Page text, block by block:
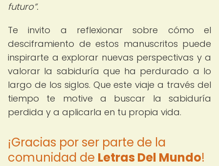
futuro .
Te invito a reflexionar sobre cómo el
desciframiento de estos manuscritos puede
inspirarte a explorar nuevas perspectivas y a
valorar la sabiduría que ha perdurado a lo
largo de los siglos. Que este viaje a través del
tiempo te motive a buscar la sabiduría
perdida y a aplicarla en tu propia vida.
¡Gracias por ser parte de la
comunidad de Letras Del Mundo!